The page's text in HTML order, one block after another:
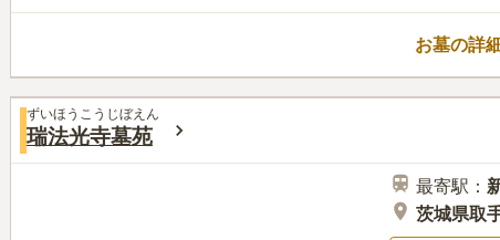
お墓の詳
ずいほうこうじぼえん
瑞法光寺墓苑
最寄駅：
茨城県取